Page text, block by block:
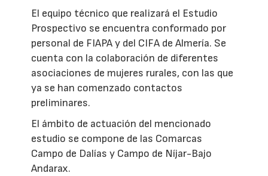
El equipo técnico que realizará el Estudio
Prospectivo se encuentra conformado por
personal de FIAPA y del CIFA de Almería. Se
cuenta con la colaboración de diferentes
asociaciones de mujeres rurales, con las que
ya se han comenzado contactos
preliminares.
El ámbito de actuación del mencionado
estudio se compone de las Comarcas
Campo de Dalías y Campo de Níjar-Bajo
Andarax.